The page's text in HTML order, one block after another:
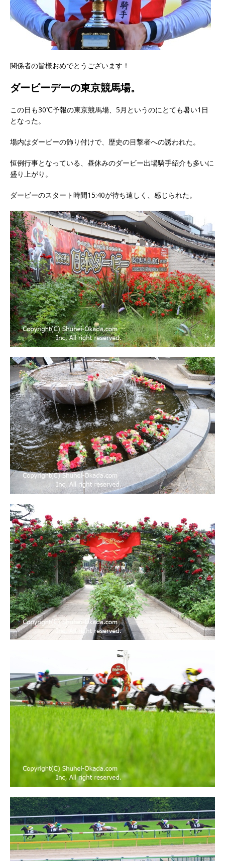
関係者の皆様おめでとうございます！
ダービーデーの東京競馬場。
この日も30℃予報の東京競馬場、5月というのにとても暑い1日
となった。
場内はダービーの飾り付けで、歴史の目撃者への誘われた。
恒例行事となっている、昼休みのダービー出場騎手紹介も多いに
盛り上がり。
ダービーのスタート時間15:40が待ち遠しく、感じられた。